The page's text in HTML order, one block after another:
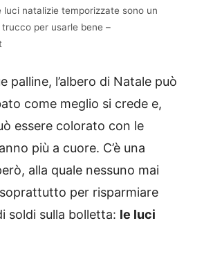
luci natalizie temporizzate sono un
trucco per usarle bene –
palline, l’albero di Natale può
come meglio si crede e,
essere colorato con le
più a cuore. C’è una
alla quale nessuno mai
per risparmiare
soldi sulla bolletta: le luci